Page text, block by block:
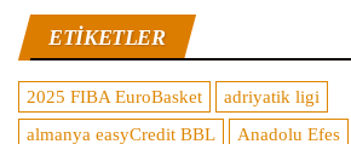
ETIKETLER
2025 FIBA EuroBasket
adriyatik ligi
almanya easyCredit BBL
Anadolu Efes